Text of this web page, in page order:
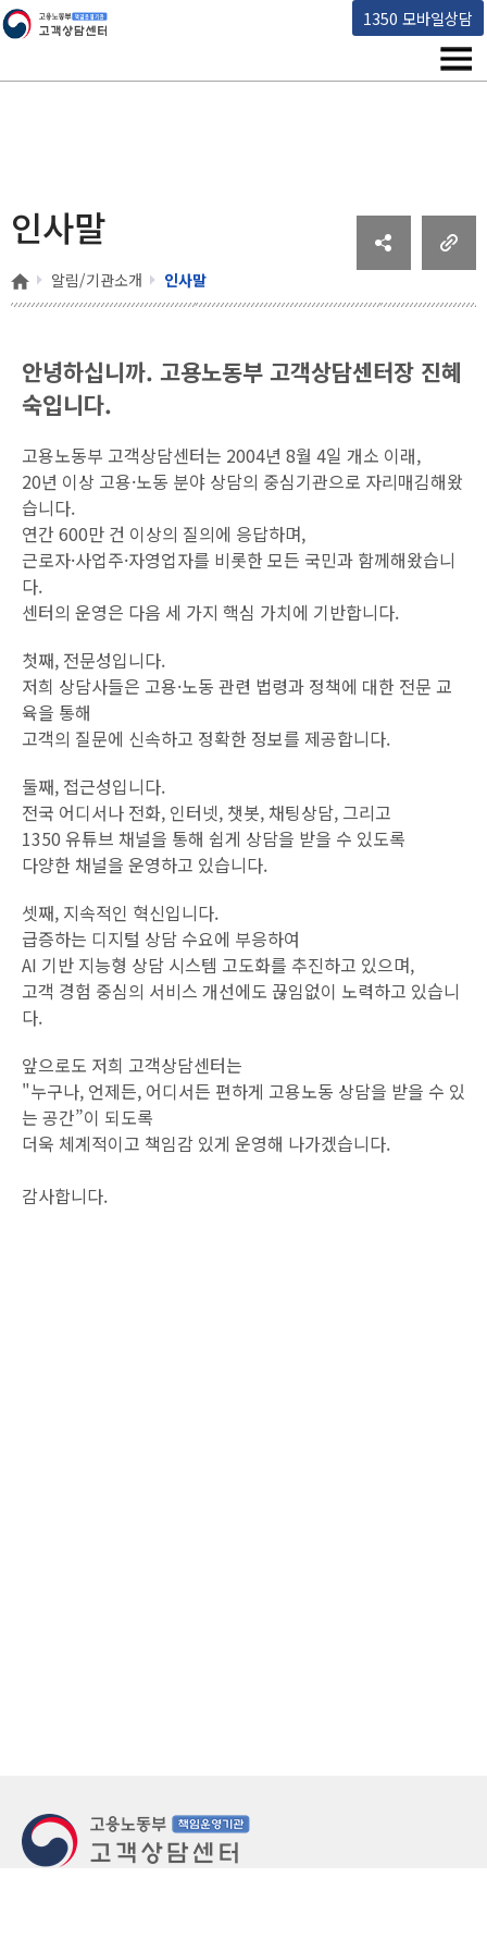
1350 모바일상담
고용노동부 책임운영기관 고객상담센터
메
인사말
홈 알림/기관소개 인사말
안녕하십니까. 고용노동부 고객상담센터장 진혜
숙입니다.
고용노동부 고객상담센터는 2004년 8월 4일 개소 이래,
20년 이상 고용·노동 분야 상담의 중심기관으로 자리매김해왔
습니다.
연간 600만 건 이상의 질의에 응답하며,
근로자·사업주·자영업자를 비롯한 모든 국민과 함께해왔습니
다.
센터의 운영은 다음 세 가지 핵심 가치에 기반합니다.
첫째, 전문성입니다.
저희 상담사들은 고용·노동 관련 법령과 정책에 대한 전문 교
육을 통해
고객의 질문에 신속하고 정확한 정보를 제공합니다.
둘째, 접근성입니다.
전국 어디서나 전화, 인터넷, 챗봇, 채팅상담, 그리고
1350 유튜브 채널을 통해 쉽게 상담을 받을 수 있도록
다양한 채널을 운영하고 있습니다.
셋째, 지속적인 혁신입니다.
급증하는 디지털 상담 수요에 부응하여
AI 기반 지능형 상담 시스템 고도화를 추진하고 있으며,
고객 경험 중심의 서비스 개선에도 끊임없이 노력하고 있습니
다.
앞으로도 저희 고객상담센터는
"누구나, 언제든, 어디서든 편하게 고용노동 상담을 받을 수 있
는 공간”이 되도록
더욱 체계적이고 책임감 있게 운영해 나가겠습니다.
감사합니다.